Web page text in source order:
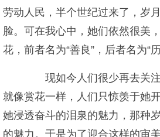
劳动人民，半个世纪过来了，岁
脸。可在我心中，她们依然很美
花，前者名为“善良”，后者名为“历
现如今人们很少再去关注
就像赏花一样，人们只惊羡于她
她浸透奋斗的泪泉的魅力，那种
的魅力。于是为了迎合这样的审